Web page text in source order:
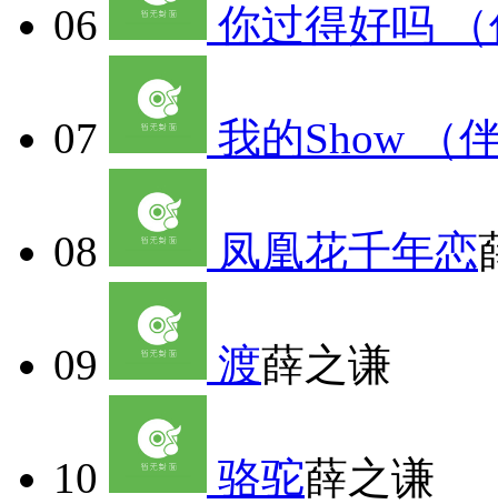
06 你过得好吗
07 我的Show （
08 凤凰花千年恋
09 渡薛之谦
10 骆驼薛之谦